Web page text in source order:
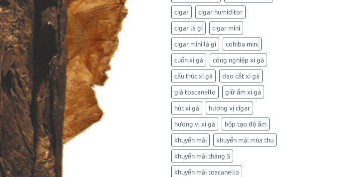
cigar
cigar humiditor
cigar là gì
cigar mini
cigar mini là gì
cohiba mini
cuốn xì gà
công nghiệp xì gà
cấu trúc xì gà
dao cắt xì gà
giá toscanello
giữ ẩm xì gà
hút xì gà
hương vị cigar
hương vị xì gà
hộp tạo độ ẩm
khuyến mãi
khuyến mãi mùa thu
khuyến mãi tháng 5
khuyến mãi toscanello